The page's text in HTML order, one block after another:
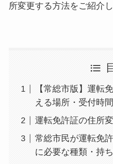
所変更する方法をご紹介し
【常総市版】運転
える場所・受付時
運転免許証の住所
常総市民が運転免
に必要な種類・持